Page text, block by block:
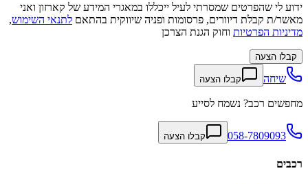
ידוע לי שהפרטים שמסרתי לעיל ייכללו במאגרי המידע של קארזון ואני
מאשר/ת קבלת דיוורים, פרסומות ופניה שיווקית בהתאם לתנאי השימוש,
מדיניות הפרטיות וחוק הגנת הצרכן
קבלו הצעה
שיחה קבלו הצעה
מחפשים רכב? נשמח לסייע
058-7809093 קבלו הצעה
רכבים